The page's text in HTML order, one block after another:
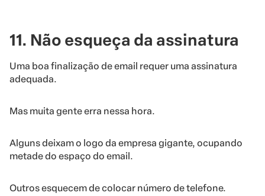
11. Não esqueça da assinatura
Uma boa finalização de email requer uma assinatura
adequada.
Mas muita gente erra nessa hora.
Alguns deixam o logo da empresa gigante, ocupando
metade do espaço do email.
Outros esquecem de colocar número de telefone.